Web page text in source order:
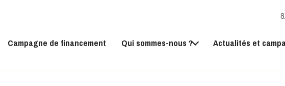
Campagne de financement Qui sommes-nous ? Actualités et